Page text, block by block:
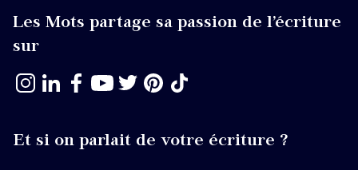
Les Mots partage sa passion de l’écriture
sur
Et si on parlait de votre écriture ?